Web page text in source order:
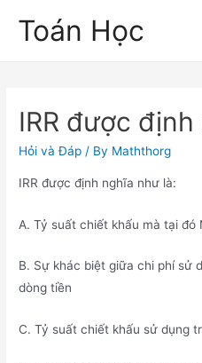
Toán Học
IRR được
Hỏi và Đáp / By Maththorg
IRR được định nghĩa như là:
A. Tỷ suất chiết khấu mà tại đó
B. Sự khác biệt giữa chi phí sử
dòng tiền
C. Tỷ suất chiết khấu sử dụng